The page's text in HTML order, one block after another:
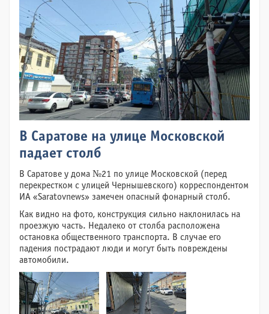
В Саратове на улице Московской
падает столб
В Саратове у дома №21 по улице Московской (перед
перекрестком с улицей Чернышевского) корреспондентом
ИА «Saratovnews» замечен опасный фонарный столб.
Как видно на фото, конструкция сильно наклонилась на
проезжую часть. Недалеко от столба расположена
остановка общественного транспорта. В случае его
падения пострадают люди и могут быть повреждены
автомобили.